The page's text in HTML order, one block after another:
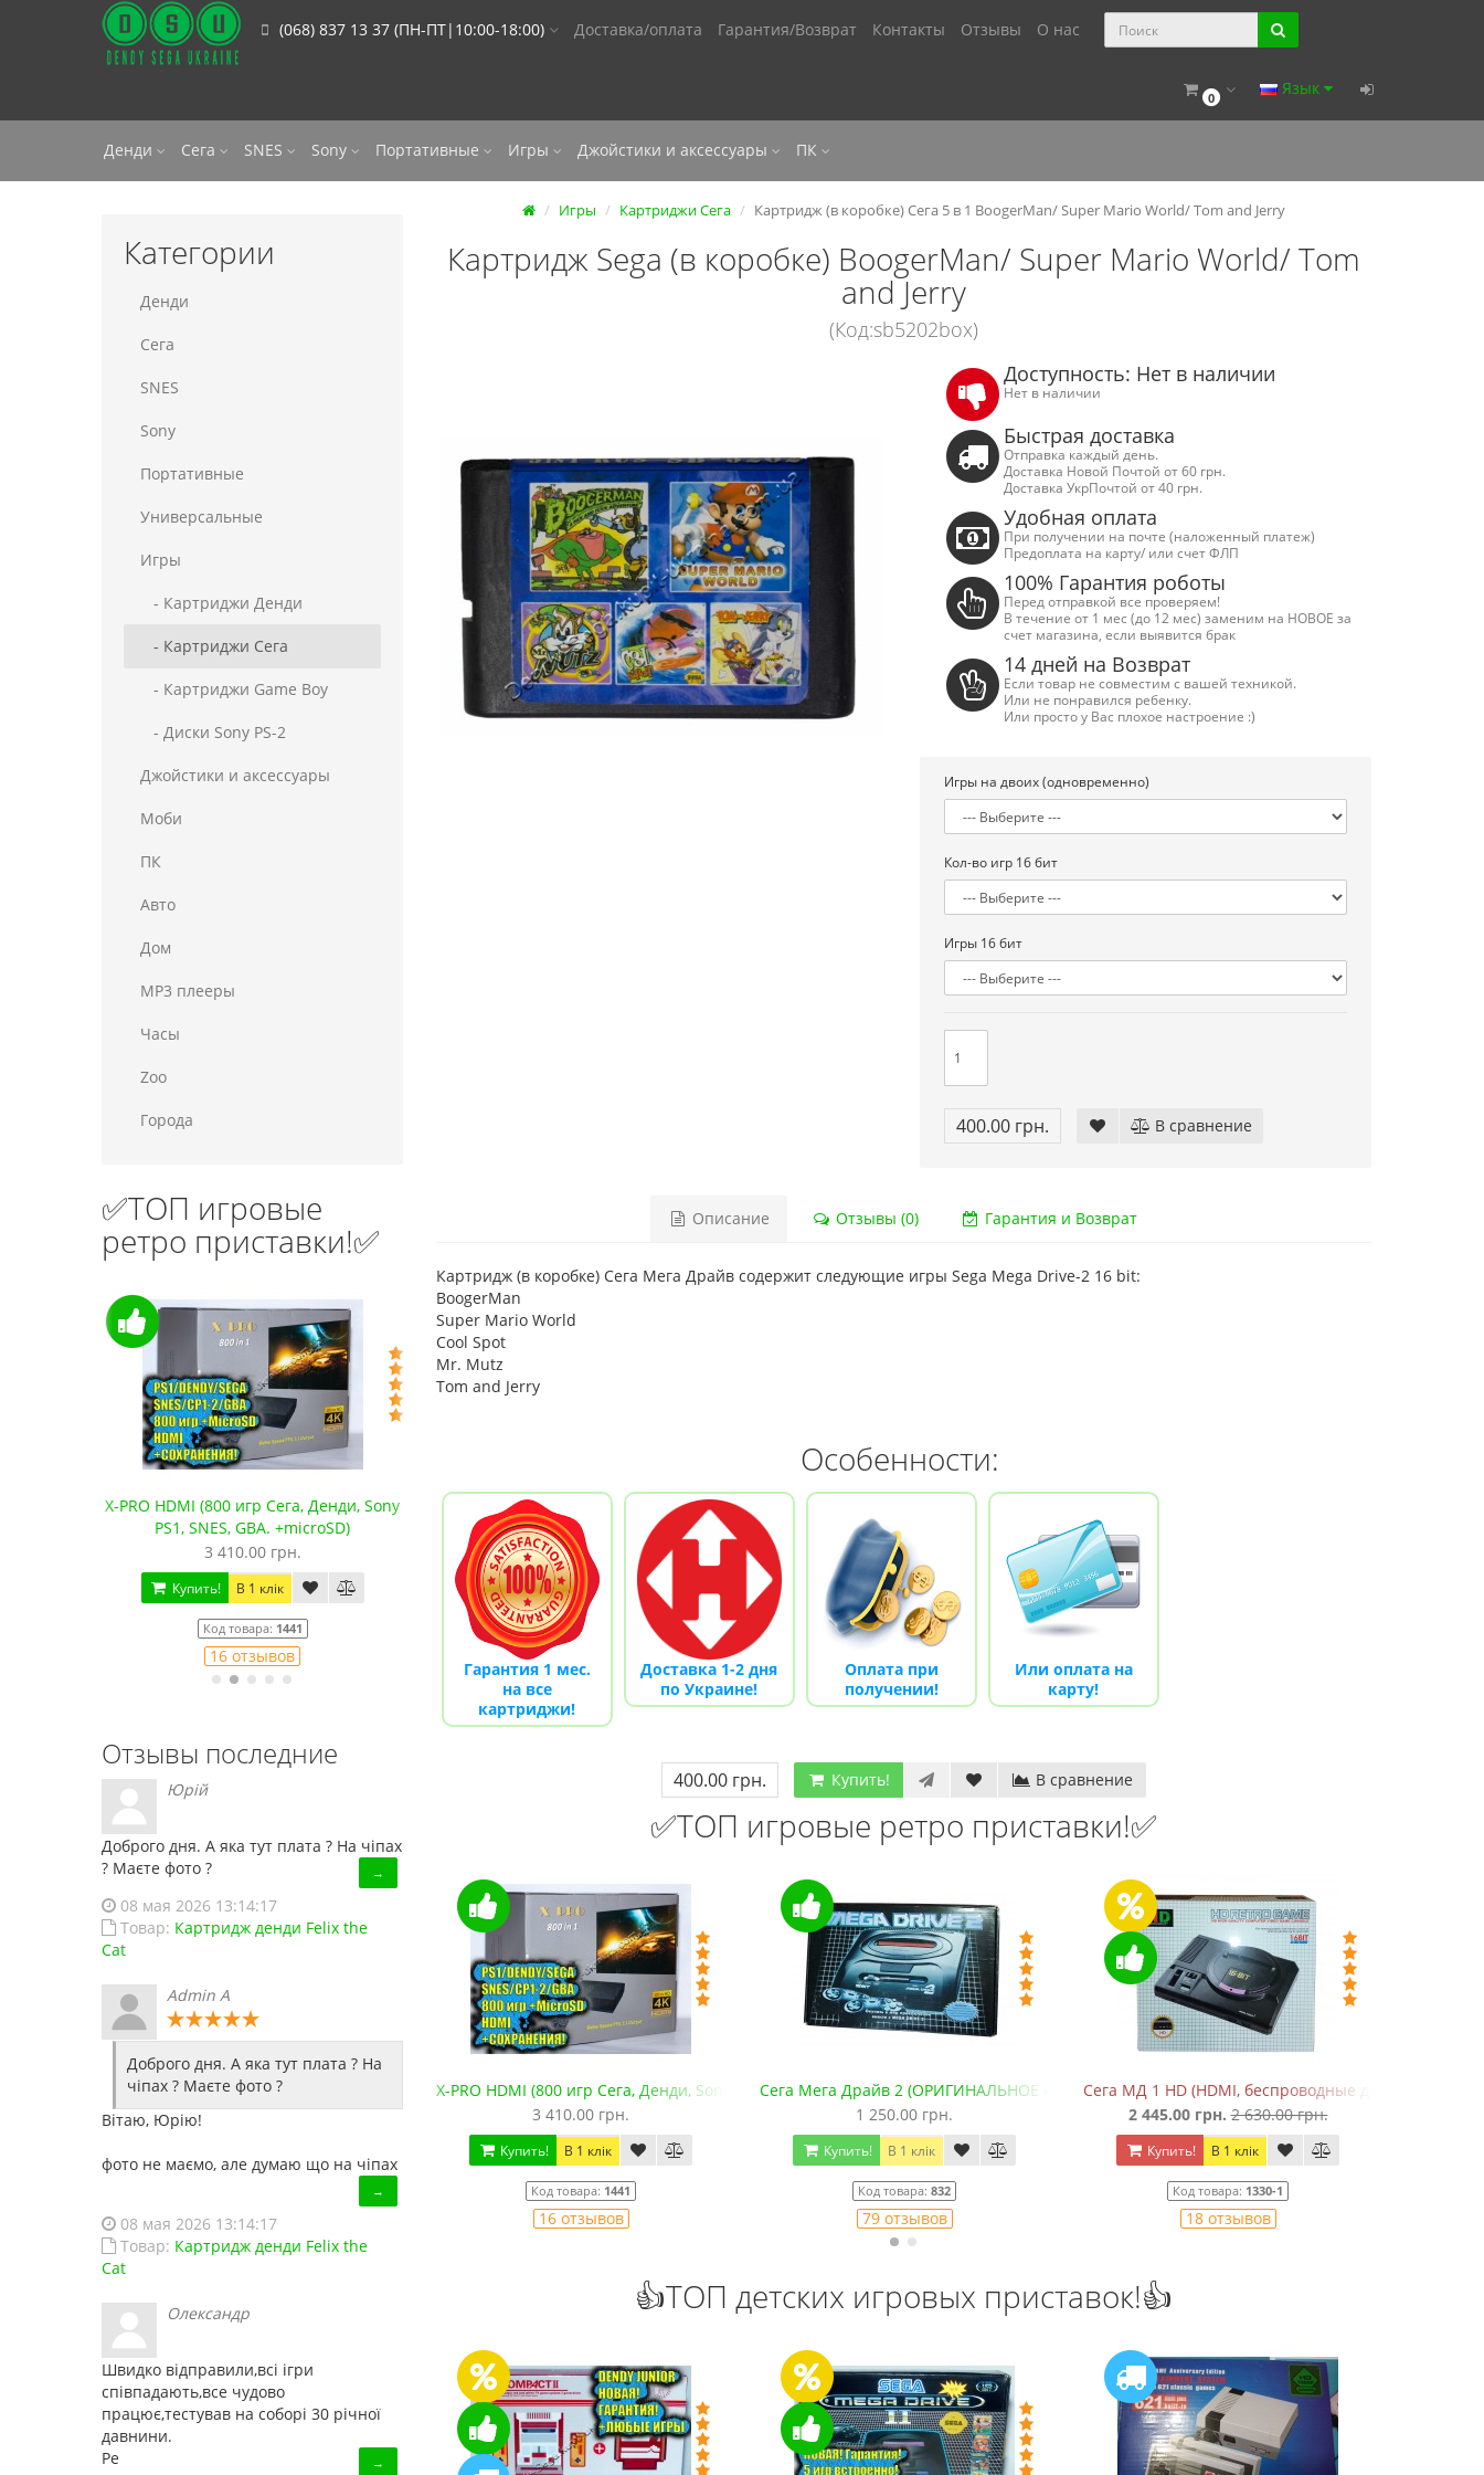
(068) 837 13 37 (ПН-ПТ|10:00-18:00) Доставка/оплата Гарантия/Возврат Контакты Отзывы О нас
0 Язык
Денди Сега SNES Sony Портативные Игры Джойстики и аксессуары ПК
Категории
Денди
Сега
SNES
Sony
Портативные
Универсальные
Игры
- Картриджи Денди
- Картриджи Сега
- Картриджи Game Boy
- Диски Sony PS-2
Джойстики и аксессуары
Моби
ПК
Авто
Дом
MP3 плееры
Часы
Zoo
Города
✅ТОП игровые
ретро приставки!✅
HDMI (800 игр Сега, Денди, Sony
PS1, SNES, GBA. +microSD)
В 1 клік
Сега Мега Драйв 2 (ОРИГИНАЛЬНОЕ
качество!)
1 250.00 грн.
В 1 клік
Код товара:832
79 отзывов
Сега МД 1 HD (HDMI, беспроводные
джойстики)
2 445.00 грн.
2 630.00 грн.
Купить! В 1 клік
Код товара: 1330-1
Денди TY PS-1 (+16 игр)
550.00 грн.
Купить! В 1 клік
Код товара:
Отзывы последние
Юрій
Доброго дня. А яка тут плата ? На чіпах
? Маєте фото ?
→
08 мая 2026 13:14:17
Товар: Картридж денди Felix the
Cat
Admin A
Доброго дня. А яка тут плата ? На
чіпах ? Маєте фото ?
Вітаю, Юрію!
фото не маємо, але думаю що на чіпах
→
08 мая 2026 13:14:17
Товар: Картридж денди Felix the
Cat
Олександр
Швидко відправили,всі ігри
співпадають,все чудово
працює,тестував на соборі 30 річної
давнини.
Ре
→
Игры Картриджи Сега Картридж (в коробке) Сега 5 в 1 BoogerMan/ Super Mario World/ Tom and Jerry
Картридж Sega (в коробке) BoogerMan/ Super Mario World/ Tom
and Jerry
(Код:sb5202box)
Доступность: Нет в наличии
Нет в наличии
Быстрая доставка
Отправка каждый день.
Доставка Новой Почтой от 60 грн.
Доставка УкрПочтой от 40 грн.
Удобная оплата
При получении на почте (наложенный платеж)
Предоплата на карту/ или счет ФЛП
100% Гарантия роботы
Перед отправкой все проверяем!
В течение от 1 мес (до 12 мес) заменим на НОВОЕ за
счет магазина, если выявится брак
14 дней на Возврат
Если товар не совместим с вашей техникой.
Или не понравился ребенку.
Или просто у Вас плохое настроение :)
Игры на двоих (одновременно)
Кол-во игр 16 бит
Игры 16 бит
400.00 грн. В сравнение
Описание Отзывы (0) Гарантия и Возврат
Картридж (в коробке) Сега Мега Драйв содержит следующие игры Sega Mega Drive-2 16 bit:
BoogerMan
Super Mario World
Cool Spot
Mr. Mutz
Tom and Jerry
Особенности:
Гарантия 1 мес.
на все
картриджи!
Доставка 1-2 дня
по Украине!
Оплата при
получении!
Или оплата на
карту!
400.00 грн. Купить! В сравнение
✅ТОП игровые ретро приставки!✅
Денди HD-88 (HDMI, беспроводные джойстики)
2 190.10 грн.
18 отзывов
X-PRO HDMI (800 игр Сега, Денди, Sony PS1, SNES, GBA. +microSD)
3 410.00 грн.
Купить! В 1 клік
Код товара:1441
16 отзывов
Сега Мега Драйв 2 (ОРИГИНАЛЬНОЕ качество!)
1 250.00 грн.
Купить! В 1 клік
Код товара:832
79 отзывов
Сега МД 1 HD (HDMI, беспроводные джойстики)
2 445.00 грн. 2 630.00 грн.
Купить! В 1 клік
Код товара:1330-1
18 отзывов
👍ТОП детских игровых приставок!👍